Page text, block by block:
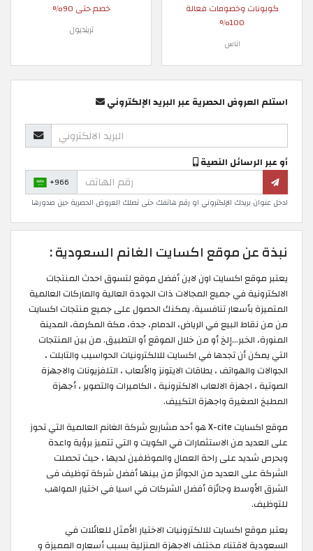
كوبونات وخصومات فعالة
100%
اناس
خصم حتى 90%
ترينديول
استلم العروض الحصرية عبر البريد الإلكتروني
أو عبر الرسائل النصية
+966
ادخل عنوان بريدك الإلكتروني او رقم هاتفك حتى تصلك العروض الحصرية حين صدورها
نبذة عن موقع اكسايت الغانم السعودية :
يعتبر موقع اكسايت اون لاين أفضل موقع لتسوق احدث المنتجات
الالكترونية في جميع المجالات ذات الجودة العالية والماركات العالمية
المتميزة بأسعار تنافسية. يمكنك الحصول على جميع منتجات اكسايت
من من نقاط البيع في الرياض، الدمام، جدة، مكة المكرمة، المدينة
المنورة، الخبر…إلخ أو من خلال الموقع أو التطبيق. من بين المنتجات
التي يمكن أن تجدها في اكسايت للالكترونيات الحواسيب والتابلت ،
الجوالات والهواتف ، بطاقات الايتونز والألعاب ، التلفزيونات والاجهزة
الصوتية ، اجهزة الالعاب الالكترونية ، الكاميرات والتصوير ، أجهزة
المطبخ الصغيرة واجهزة التكييف.
موقع اكسايت X-cite هو أحد مشاريع شركة الغانم العالمية التي تحوز
على العديد من الاستثمارات في الكويت و التي تتميز برؤية واعدة
وبحرص شديد على راحة العمال والموظفين لديها ، حيث تحصلت
الشركة على العديد من الجوائز من بينها أفضل شركة توظيف فى
الشرق الأوسط وجائزة أفضل الشركات في اسيا في اختيار المواهب
للتوظيف.
يعتبر موقع اكسايت للالكترونيات الاختيار الأمثل للعائلات في
السعودية لاقتناء مختلف الاجهزة المنزلية بسبب أسعاره المميزة و